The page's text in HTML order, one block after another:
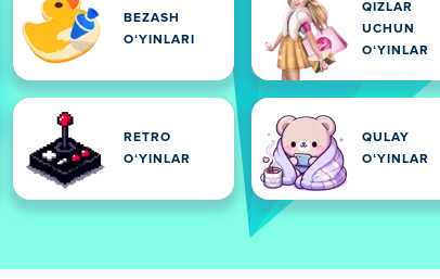
BEZASH
OʻYINLARI
QIZLAR
UCHUN
OʻYINLAR
RETRO
OʻYINLAR
QULAY
OʻYINLAR